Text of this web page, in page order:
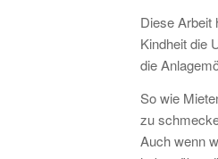
Diese Arbeit
Kindheit die
die
So wie
zu
Auch wenn